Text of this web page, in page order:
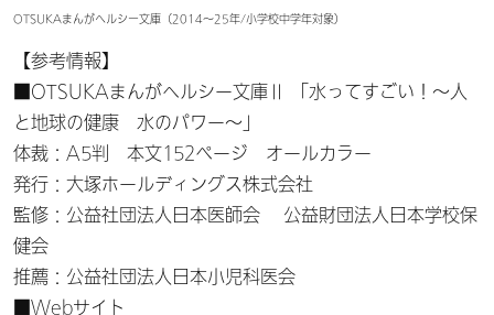
OTSUKAまんがヘルシー文庫（2014～25年/小学校中学年対象）
【参考情報】
■OTSUKAまんがヘルシー文庫Ⅱ 「水ってすごい！～人
と地球の健康 水のパワー～」
体裁：A5判 本文152ページ オールカラー
発行：大塚ホールディングス株式会社
監修：公益社団法人日本医師会 公益財団法人日本学校保
健会
推薦：公益社団法人日本小児科医会
■Webサイト